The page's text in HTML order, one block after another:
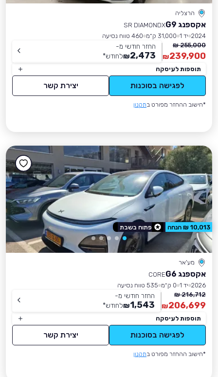
הרצליה
אקספנג G9
SR DIAMONDX
2024 יד 1 31,000 ק״מ
460 טווח נסיעה
255,000 ₪
239,900
₪
החזר חודשי מ-
2,473
₪לחודש*
תוספות לעיסקה
לפגישה בסוכנות יצירת קשר
*חישוב ההחזר מפורט בתקנון
מע'אר
אקספנג G6
CORE
2026 יד 1 0 ק״מ
535 טווח נסיעה
216,712 ₪
206,699
₪
החזר חודשי מ-
1,543
₪לחודש*
תוספות לעיסקה
לפגישה בסוכנות יצירת קשר
*חישוב ההחזר מפורט בתקנון
10,013 ₪ הנחה פתוח בשבת